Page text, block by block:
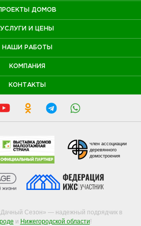
ДОМОВ
УСЛУГИ И ЦЕНЫ
НАШИ РАБОТЫ
КОМПАНИЯ
КОНТАКТЫ
Сезон» — надежный подрядчик в
и Нижегородской области!
член ассоциации
деревянного
домостроения